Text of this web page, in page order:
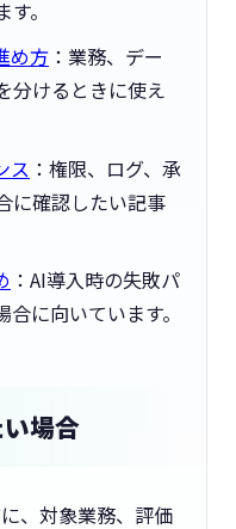
。
め方 ：業務、デー
分けるときに使え
ス ：権限、ログ、承
に確認したい記事
：AI導入時の失敗パ
に向いています。
場合
、対象業務、評価